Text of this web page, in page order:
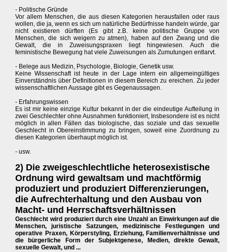
- Politische Gründe
Vor allem Menschen, die aus diesen Kategorien herausfallen oder raus
wollen, die ja, wenn es sich um natürliche Bedürfnisse handeln würde, gar
nicht existieren dürften (Es gibt z.B. keine politische Gruppe von
Menschen, die sich weigern zu atmen), haben auf den Zwang und die
Gewalt, die in Zuweisungspraxen liegt hingewiesen. Auch die
feministische Bewegung hat viele Zuweisungen als Zumutungen entlarvt.
- Belege aus Medizin, Psychologie, Biologie, Genetik usw.
Keine Wissenschaft ist heute in der Lage intern ein allgemeingültiges
Einverständnis über Definitionen in diesem Bereich zu ereichen. Zu jeder
wissenschaftlichen Aussage gibt es Gegenaussagen.
- Erfahrungswissen
Es ist mir keine einzige Kultur bekannt in der die eindeutige Aufteilung in
zwei Geschlechter ohne Ausnahmen funktioniert, Insbesondere ist es nicht
möglich in allen Fällen das biologische, das soziale und das sexuelle
Geschlecht in Obereinstimmung zu bringen, soweit eine Zuordnung zu
diesen Kategorien überhaupt möglich ist.
- usw.
2) Die zweigeschlechtliche heterosexistische
Ordnung wird gewaltsam und machtförmig
produziert und produziert Differenzierungen,
die Aufrechterhaltung und den Ausbau von
Macht- und Herrschaftsverhältnissen
Geschlecht wird produziert durch eine Unzahl an Einwirkungen auf die
Menschen, juristische Satzungen, medizinische Festlegungen und
operative Praxen, Körperstyling, Erziehung, Familienverhältnisse und
die bürgerliche Form der Subjektgenese, Medien, direkte Gewalt,
sexuelle Gewalt, und ...